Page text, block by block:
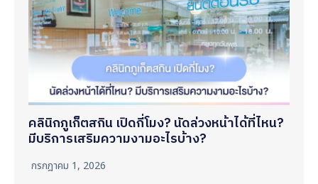
คลินิกภูเก็ตสกิน เปิดกี่โมง? นัดล่วงหน้าได้ที่ไหน?
มีบริการเสริมความงามอะไรบ้าง?
กรกฎาคม 1, 2026